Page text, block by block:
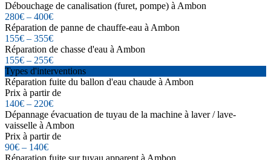
Débouchage de canalisation (furet, pompe) à Ambon
280€ – 400€
Réparation de panne de chauffe-eau à Ambon
155€ – 355€
Réparation de chasse d'eau à Ambon
155€ – 255€
Types d'interventions
Réparation fuite du ballon d'eau chaude à Ambon
Prix à partir de
140€ – 220€
Dépannage évacuation de tuyau de la machine à laver / lave-
vaisselle à Ambon
Prix à partir de
90€ – 140€
Réparation fuite sur tuyau apparent à Ambon